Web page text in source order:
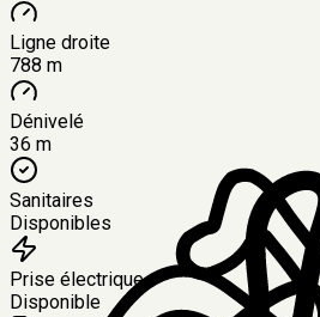
Ligne droite
788 m
Dénivelé
36 m
Sanitaires
Disponibles
Prise électrique
Disponible